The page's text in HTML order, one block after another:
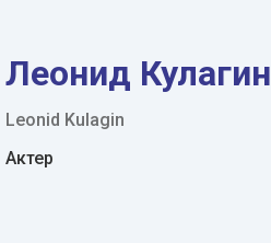
Леонид Кулагин
Leonid Kulagin
Актер